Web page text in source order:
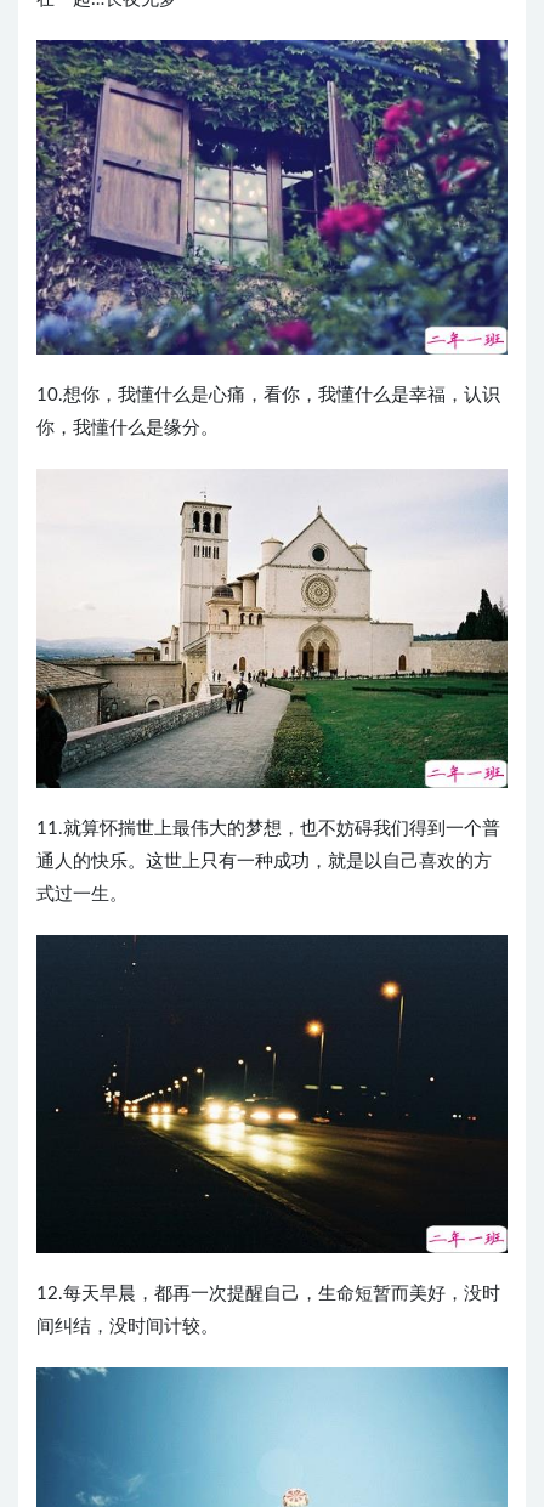
10.想你，我懂什么是心痛，看你，我懂什么是幸福，认识
你，我懂什么是缘分。 ​​​​ ​​​​
11.就算怀揣世上最伟大的梦想，也不妨碍我们得到一个普
通人的快乐。这世上只有一种成功，就是以自己喜欢的方
式过一生。
12.每天早晨，都再一次提醒自己，生命短暂而美好，没时
间纠结，没时间计较。